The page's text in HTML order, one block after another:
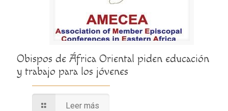
Obispos de África Oriental piden educación
y trabajo para los jóvenes
Leer más